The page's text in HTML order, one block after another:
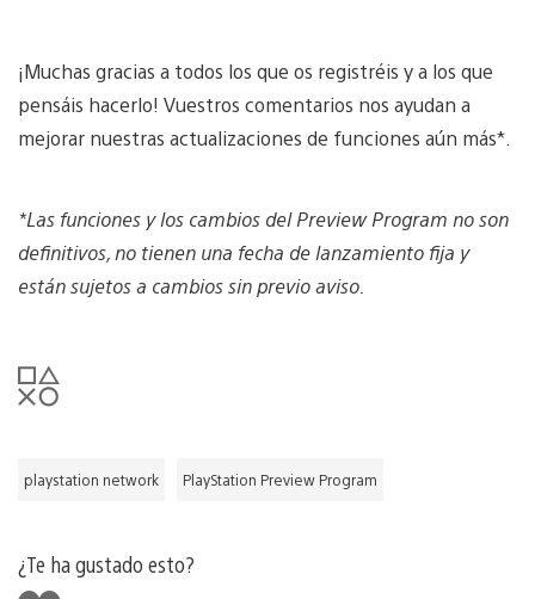
¡Muchas gracias a todos los que os registréis y a los que
pensáis hacerlo! Vuestros comentarios nos ayudan a
mejorar nuestras actualizaciones de funciones aún más*.
*Las funciones y los cambios del Preview Program no son
definitivos, no tienen una fecha de lanzamiento fija y
están sujetos a cambios sin previo aviso.
playstation network PlayStation Preview Program
¿Te ha gustado esto?